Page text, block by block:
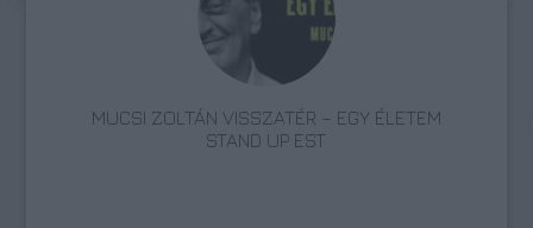
MUCSI ZOLTÁN VISSZATÉR – EGY ÉLETEM
STAND UP EST